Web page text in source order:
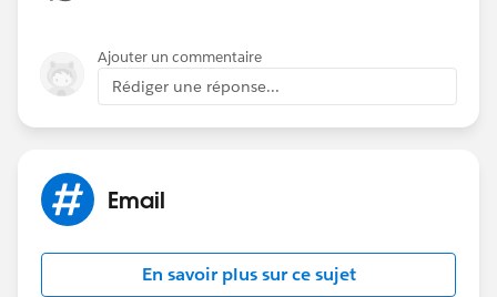
Ajouter un commentaire
Rédiger une réponse...
Email
En savoir plus sur ce sujet